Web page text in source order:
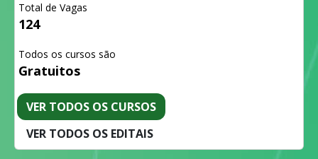
Total de Vagas
124
Todos os cursos são
Gratuitos
VER TODOS OS CURSOS
VER TODOS OS EDITAIS